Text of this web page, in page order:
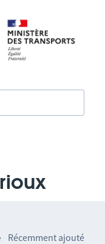
Récemment ajouté